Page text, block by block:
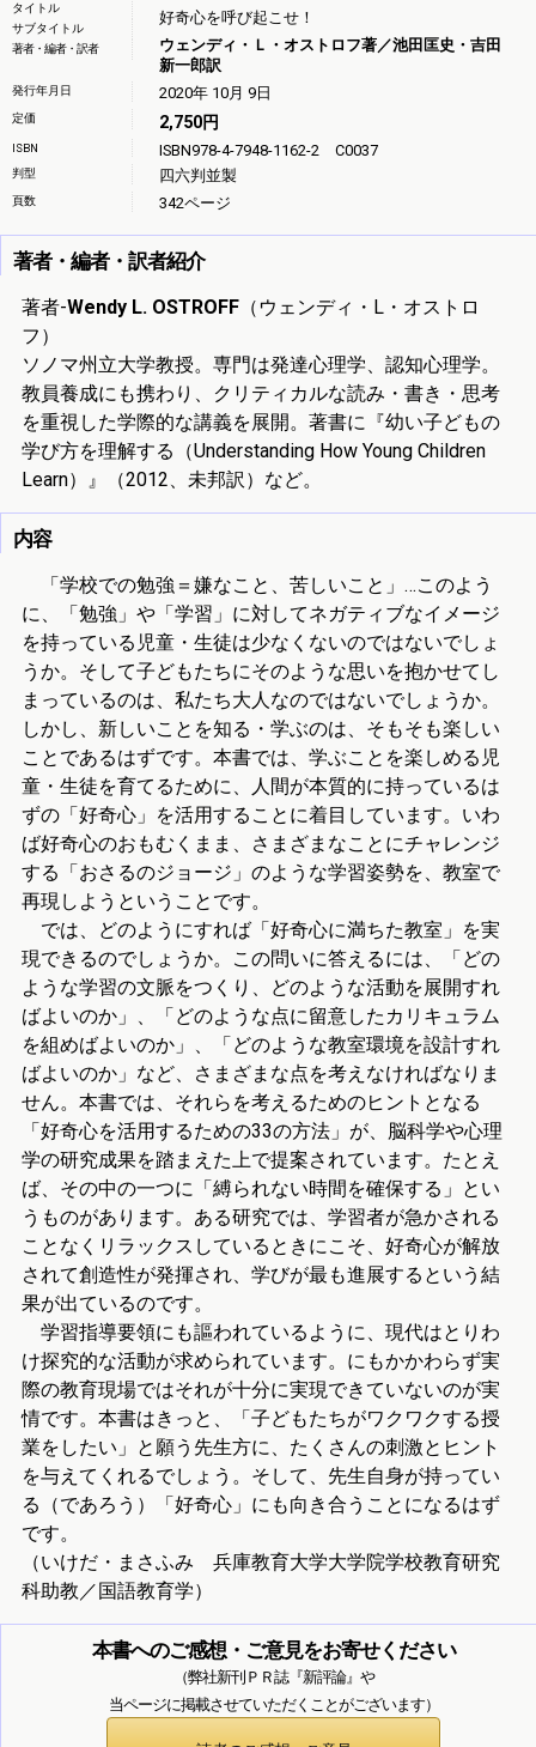
タイトル
サブタイトル
好奇心を呼び起こせ！
著者・編者・訳者
ウェンディ・Ｌ・オストロフ著／池田匡史・吉田
新一郎訳
発行年月日 2020年 10月 9日
定価 2,750円
ISBN ISBN978-4-7948-1162-2 C0037
判型 四六判並製
頁数 342ページ
著者・編者・訳者紹介
著者-Wendy L. OSTROFF（ウェンディ・L・オストロ
フ）
ソノマ州立大学教授。専門は発達心理学、認知心理学。
教員養成にも携わり、クリティカルな読み・書き・思考
を重視した学際的な講義を展開。著書に『幼い子どもの
学び方を理解する（Understanding How Young Children
Learn）』（2012、未邦訳）など。
内容
「学校での勉強＝嫌なこと、苦しいこと」…このよう
に、「勉強」や「学習」に対してネガティブなイメージ
を持っている児童・生徒は少なくないのではないでしょ
うか。そして子どもたちにそのような思いを抱かせてし
まっているのは、私たち大人なのではないでしょうか。
しかし、新しいことを知る・学ぶのは、そもそも楽しい
ことであるはずです。本書では、学ぶことを楽しめる児
童・生徒を育てるために、人間が本質的に持っているは
ずの「好奇心」を活用することに着目しています。いわ
ば好奇心のおもむくまま、さまざまなことにチャレンジ
する「おさるのジョージ」のような学習姿勢を、教室で
再現しようということです。
では、どのようにすれば「好奇心に満ちた教室」を実
現できるのでしょうか。この問いに答えるには、「どの
ような学習の文脈をつくり、どのような活動を展開すれ
ばよいのか」、「どのような点に留意したカリキュラム
を組めばよいのか」、「どのような教室環境を設計すれ
ばよいのか」など、さまざまな点を考えなければなりま
せん。本書では、それらを考えるためのヒントとなる
「好奇心を活用するための33の方法」が、脳科学や心理
学の研究成果を踏まえた上で提案されています。たとえ
ば、その中の一つに「縛られない時間を確保する」とい
うものがあります。ある研究では、学習者が急かされる
ことなくリラックスしているときにこそ、好奇心が解放
されて創造性が発揮され、学びが最も進展するという結
果が出ているのです。
学習指導要領にも謳われているように、現代はとりわ
け探究的な活動が求められています。にもかかわらず実
際の教育現場ではそれが十分に実現できていないのが実
情です。本書はきっと、「子どもたちがワクワクする授
業をしたい」と願う先生方に、たくさんの刺激とヒント
を与えてくれるでしょう。そして、先生自身が持ってい
る（であろう）「好奇心」にも向き合うことになるはず
です。
（いけだ・まさふみ 兵庫教育大学大学院学校教育研究
科助教／国語教育学）
本書へのご感想・ご意見をお寄せください
（弊社新刊ＰＲ誌『新評論』や
当ページに掲載させていただくことがございます）